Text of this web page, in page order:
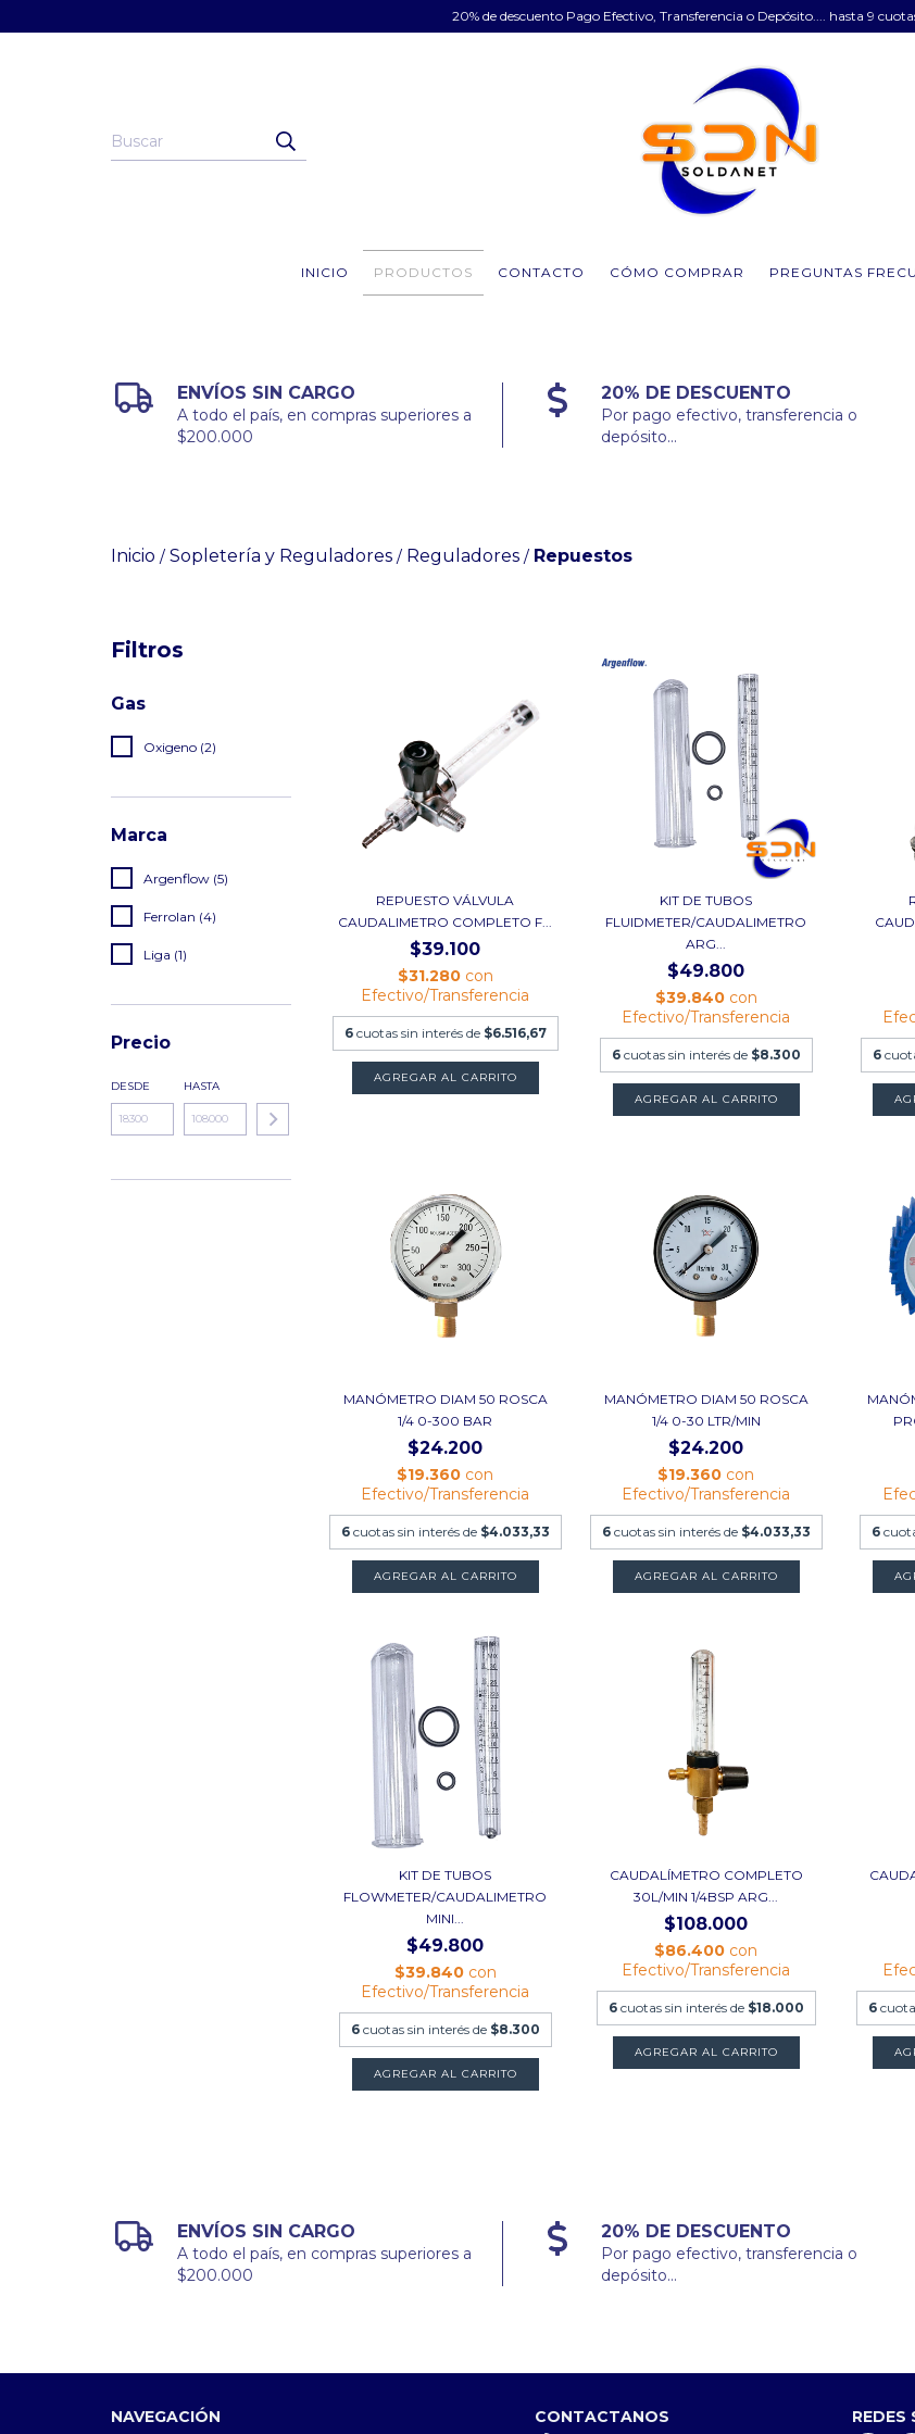
20% de descuento Pago Efectivo, Transferencia o Depósito.... hasta 9
INICIO PRODUCTOS CONTACTO CÓMO COMPRAR PREGUNTAS
ENVÍOS SIN CARGO
A todo el país, en compras superiores a
$200.000
20% DE DESCUENTO
Por pago efectivo, transferencia o
depósito...
Inicio / Sopletería y Reguladores / Reguladores / Repuestos
Filtros
Gas
Oxigeno (2)
Marca
Argenflow (5)
Ferrolan (4)
Liga (1)
Precio
DESDE HASTA
REPUESTO VÁLVULA
CAUDALIMETRO COMPLETO F...
$39.100
$31.280 con
Efectivo/Transferencia
6 cuotas sin interés de $6.516,67
KIT DE TUBOS
FLUIDMETER/CAUDALIMETRO
ARG...
$49.800
$39.840 con
Efectivo/Transferencia
6 cuotas sin interés de $8.300 6
MANÓMETRO DIAM 50 ROSCA
1/4 0-300 BAR
$24.200
$19.360 con
Efectivo/Transferencia
6 cuotas sin interés de $4.033,33
MANÓMETRO DIAM 50 ROSCA
1/4 0-30 LTR/MIN
$24.200
$19.360 con
Efectivo/Transferencia
6 cuotas sin interés de $4.033,33 6
KIT DE TUBOS
FLOWMETER/CAUDALIMETRO
MINI...
$49.800
$39.840 con
Efectivo/Transferencia
6 cuotas sin interés de $8.300
CAUDALÍMETRO COMPLETO
30L/MIN 1/4BSP ARG...
$108.000
$86.400 con
Efectivo/Transferencia
6 cuotas sin interés de $18.000 6
ENVÍOS SIN CARGO
A todo el país, en compras superiores a
$200.000
20% DE DESCUENTO
Por pago efectivo, transferencia o
depósito...
NAVEGACIÓN CONTACTANOS REDES